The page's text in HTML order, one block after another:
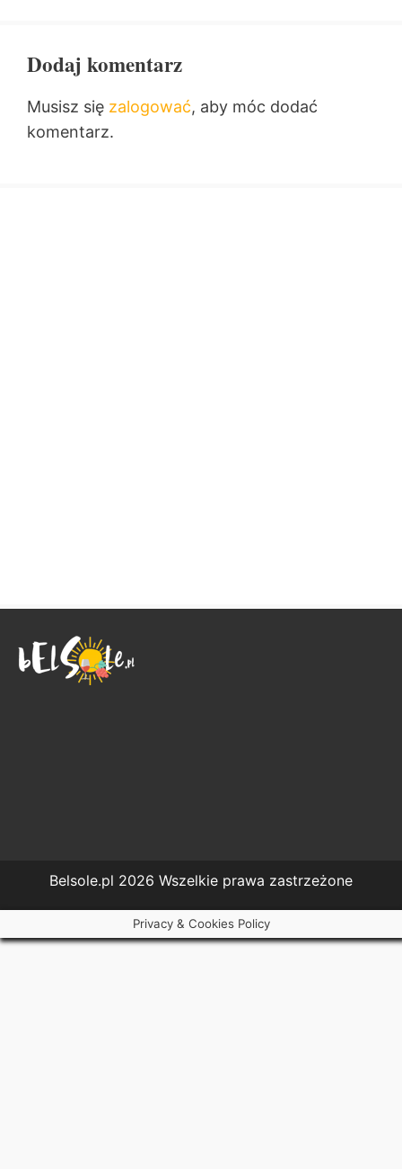
Dodaj komentarz
Musisz się zalogować, aby móc dodać
komentarz.
Belsole.pl 2026 Wszelkie prawa zastrzeżone
Privacy & Cookies Policy